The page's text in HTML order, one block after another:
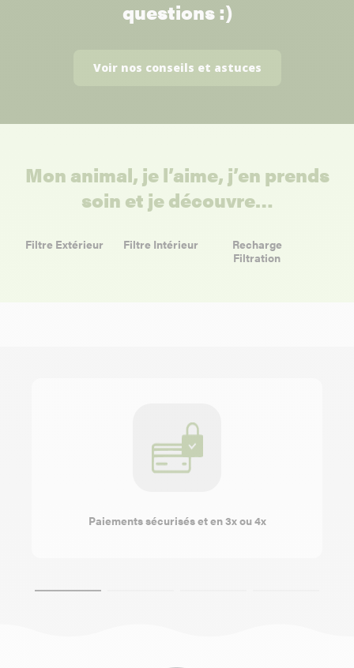
questions :)
Voir nos conseils et astuces
Mon animal, je l’aime, j’en prends
soin et je découvre…
Filtre Extérieur Filtre Intérieur
Recharge
Filtration
Paiements sécurisés et en 3x ou 4x